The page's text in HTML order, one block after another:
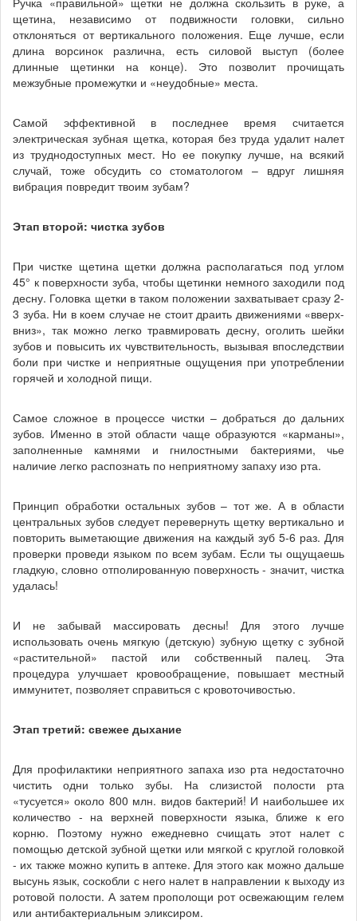
щетина, независимо от подвижности головки, сильно
отклоняться от вертикального положения. Еще лучше, если
длина ворсинок различна, есть силовой выступ (более
длинные щетинки на конце). Это позволит прочищать
межзубные промежутки и «неудобные» места.
Самой эффективной в последнее время считается
электрическая зубная щетка, которая без труда удалит налет
из труднодоступных мест. Но ее покупку лучше, на всякий
случай, тоже обсудить со стоматологом – вдруг лишняя
вибрация повредит твоим зубам?
Этап второй: чистка зубов
При чистке щетина щетки должна располагаться под углом
45° к поверхности зуба, чтобы щетинки немного заходили под
десну. Головка щетки в таком положении захватывает сразу 2-
3 зуба. Ни в коем случае не стоит драить движениями «вверх-
вниз», так можно легко травмировать десну, оголить шейки
зубов и повысить их чувствительность, вызывая впоследствии
боли при чистке и неприятные ощущения при употреблении
горячей и холодной пищи.
Самое сложное в процессе чистки – добраться до дальних
зубов. Именно в этой области чаще образуются «карманы»,
заполненные камнями и гнилостными бактериями, чье
наличие легко распознать по неприятному запаху изо рта.
Принцип обработки остальных зубов – тот же. А в области
центральных зубов следует перевернуть щетку вертикально и
повторить выметающие движения на каждый зуб 5-6 раз. Для
проверки проведи языком по всем зубам. Если ты ощущаешь
гладкую, словно отполированную поверхность - значит, чистка
удалась!
И не забывай массировать десны! Для этого лучше
использовать очень мягкую (детскую) зубную щетку с зубной
«растительной» пастой или собственный палец. Эта
процедура улучшает кровообращение, повышает местный
иммунитет, позволяет справиться с кровоточивостью.
Этап третий: свежее дыхание
Для профилактики неприятного запаха изо рта недостаточно
чистить одни только зубы. На слизистой полости рта
«тусуется» около 800 млн. видов бактерий! И наибольшее их
количество - на верхней поверхности языка, ближе к его
корню. Поэтому нужно ежедневно счищать этот налет с
помощью детской зубной щетки или мягкой с круглой головкой
- их также можно купить в аптеке. Для этого как можно дальше
высунь язык, соскобли с него налет в направлении к выходу из
ротовой полости. А затем прополощи рот освежающим гелем
или антибактериальным эликсиром.